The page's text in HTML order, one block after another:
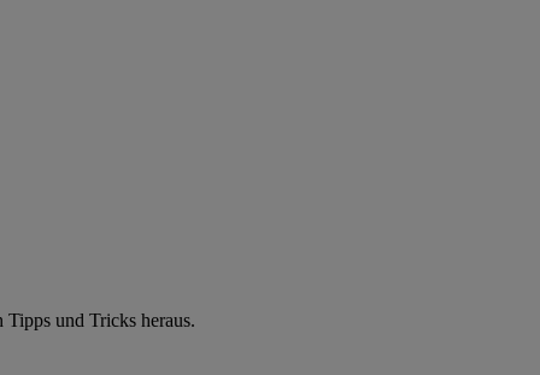
und Tricks heraus.